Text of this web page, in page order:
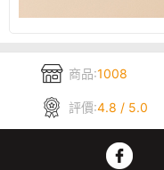
商品:1008
評價:4.8 / 5.0